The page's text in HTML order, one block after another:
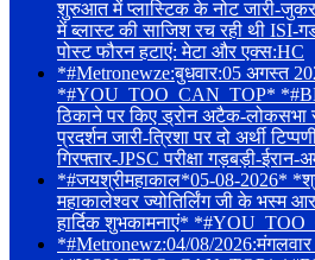
शुरुआत में प्लास्टिक के नोट जारी-
में ब्लास्ट की साजिश रच रही थी
पोस्ट फौरन हटाएं: मेटा और एक्स:HC
*#Metronewze:बुधवार:05 अगस्त
*#YOU_TOO_CAN_TOP*
ठिकाने पर किए ड्रोन अटैक-लोकसभा
प्रदर्शन जारी-त्रिशा पर दो अर्थी
गिरफ्तार-JPSC परीक्षा गड़बड़ी-
*#जयश्रीमहाकाल*05-08-2026*
महाकालेश्वर ज्योतिर्लिंग जी के भस्म
हार्दिक शुभकामनाएं*
*#Metronewz:04/08/